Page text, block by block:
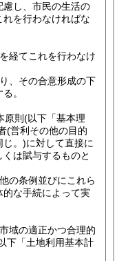
し、市民の生活の
を行わなければな
経てこれを行わなけ
、その合意形成の下
。
原則 (以下「基本理
(営利その他の目的
じ。)に対して直接に
は賦与するものと
の条例並びにこれら
的な手続によって実
域の適正かつ合理的
下「土地利用基本計